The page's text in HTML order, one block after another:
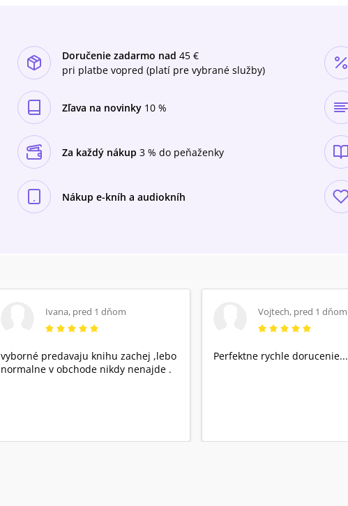
čerpáme, tým viac nám prináša“, poznamenal
raz trefne Karl von Frisch, legenda výskumu
Doručenie zadarmo nad 45 €
pri platbe vopred (platí pre vybrané služby)
Zľava na novinky 10 %
Za každý nákup 3 % do peňaženky
Nákup e-kníh a audiokníh
Ivana, pred 1 dňom
vyborné predavaju knihu zachej ,lebo
normalne v obchode nikdy nenajde .
Vojtech, pred 1 dňom
Perfektne rychle dorucenie...